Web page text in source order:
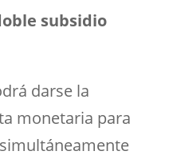
subsidio
darse la
monetaria para